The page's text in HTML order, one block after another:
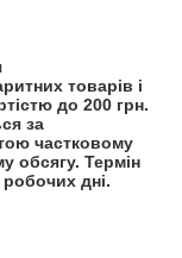
товарів і
до 200 грн.
за
частковому
обсягу. Термін
дні.